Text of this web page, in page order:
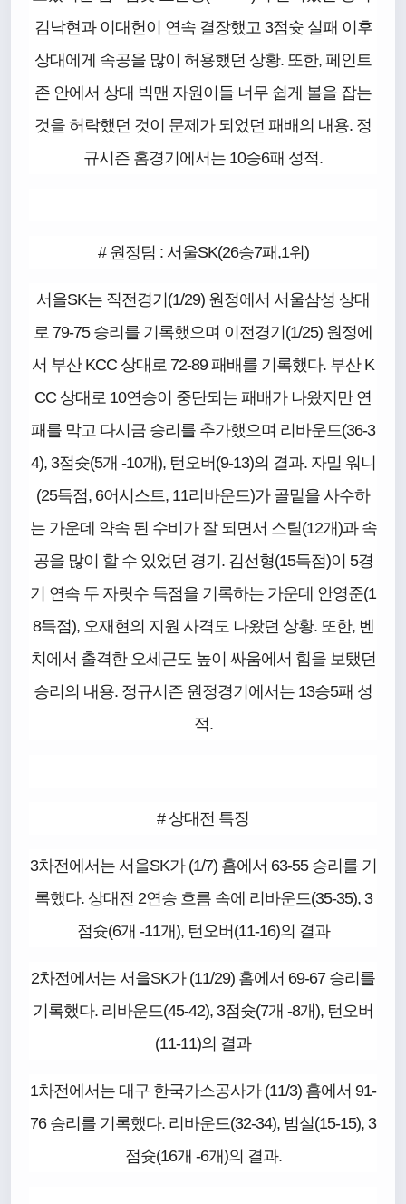
김낙현과 이대헌이 연속 결장했고 3점슛 실패 이후
상대에게 속공을 많이 허용했던 상황. 또한, 페인트
존 안에서 상대 빅맨 자원이들 너무 쉽게 볼을 잡는
것을 허락했던 것이 문제가 되었던 패배의 내용. 정
규시즌 홈경기에서는 10승6패 성적.
# 원정팀 : 서울SK(26승7패,1위)
서을SK는 직전경기(1/29) 원정에서 서울삼성 상대
로 79-75 승리를 기록했으며 이전경기(1/25) 원정에
서 부산 KCC 상대로 72-89 패배를 기록했다. 부산 K
CC 상대로 10연승이 중단되는 패배가 나왔지만 연
패를 막고 다시금 승리를 추가했으며 리바운드(36-3
4), 3점슛(5개 -10개), 턴오버(9-13)의 결과. 자밀 워니
(25득점, 6어시스트, 11리바운드)가 골밑을 사수하
는 가운데 약속 된 수비가 잘 되면서 스틸(12개)과 속
공을 많이 할 수 있었던 경기. 김선형(15득점)이 5경
기 연속 두 자릿수 득점을 기록하는 가운데 안영준(1
8득점), 오재현의 지원 사격도 나왔던 상황. 또한, 벤
치에서 출격한 오세근도 높이 싸움에서 힘을 보탰던
승리의 내용. 정규시즌 원정경기에서는 13승5패 성
적.
# 상대전 특징
3차전에서는 서을SK가 (1/7) 홈에서 63-55 승리를 기
록했다. 상대전 2연승 흐름 속에 리바운드(35-35), 3
점슛(6개 -11개), 턴오버(11-16)의 결과
2차전에서는 서을SK가 (11/29) 홈에서 69-67 승리를
기록했다. 리바운드(45-42), 3점슛(7개 -8개), 턴오버
(11-11)의 결과
1차전에서는 대구 한국가스공사가 (11/3) 홈에서 91-
76 승리를 기록했다. 리바운드(32-34), 범실(15-15), 3
점슛(16개 -6개)의 결과.